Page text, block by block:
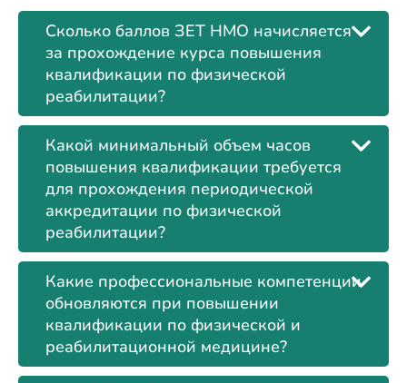
Сколько баллов ЗЕТ НМО начисляется
за прохождение курса повышения
квалификации по физической
реабилитации?
Какой минимальный объем часов
повышения квалификации требуется
для прохождения периодической
аккредитации по физической
реабилитации?
Какие профессиональные компетенции
обновляются при повышении
квалификации по физической и
реабилитационной медицине?